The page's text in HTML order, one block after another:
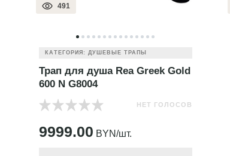
491
КАТЕГОРИЯ: ДУШЕВЫЕ ТРАПЫ
Трап для душа Rea Greek Gold
600 N G8004
НЕТ ГОЛОСОВ
9999.00 BYN/шт.